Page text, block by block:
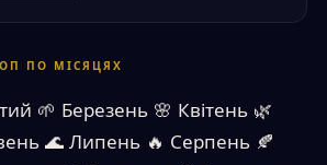
ПО МІСЯЦЯХ
🌱 Березень 🌸 Квітень 🌿
🌊 Липень 🔥 Серпень 🍂